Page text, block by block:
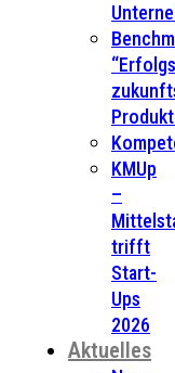
KMUp
–
trifft
Start-
Ups
2026
Aktuelles